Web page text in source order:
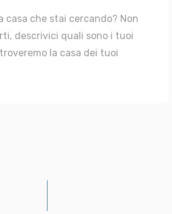
casa che stai cercando? Non
descrivici quali sono i tuoi
la casa dei tuoi